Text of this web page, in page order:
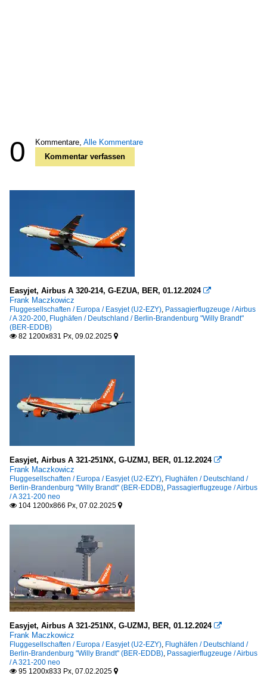
0 Kommentare, Alle Kommentare
Kommentar verfassen
Easyjet, Airbus A 320-214, G-EZUA, BER, 01.12.2024 
Frank Maczkowicz
Fluggesellschaften / Europa / Easyjet (U2-EZY), Passagierflugzeuge / Airbus
/ A 320-200, Flughäfen / Deutschland / Berlin-Brandenburg "Willy Brandt"
(BER-EDDB)
 82 1200x831 Px, 09.02.2025 
Easyjet, Airbus A 321-251NX, G-UZMJ, BER, 01.12.2024 
Frank Maczkowicz
Fluggesellschaften / Europa / Easyjet (U2-EZY), Flughäfen / Deutschland /
Berlin-Brandenburg "Willy Brandt" (BER-EDDB), Passagierflugzeuge / Airbus
/ A 321-200 neo
 104 1200x866 Px, 07.02.2025 
Easyjet, Airbus A 321-251NX, G-UZMJ, BER, 01.12.2024 
Frank Maczkowicz
Fluggesellschaften / Europa / Easyjet (U2-EZY), Flughäfen / Deutschland /
Berlin-Brandenburg "Willy Brandt" (BER-EDDB), Passagierflugzeuge / Airbus
/ A 321-200 neo
 95 1200x833 Px, 07.02.2025 